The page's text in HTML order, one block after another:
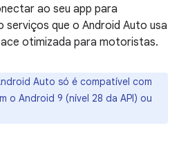
ao seu app para
serviços que o Android Auto usa
otimizada para motoristas.
Auto só é compatível com
o Android 9 (nível 28 da API) ou